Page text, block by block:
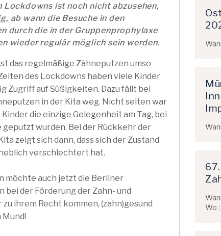
Lockdowns ist noch nicht abzusehen,
ab wann die Besuche in den
durch die in der Gruppenprophylaxe
wieder regulär möglich sein werden.
das regelmäßige Zähneputzen umso
des Lockdowns haben viele Kinder
Zugriff auf Süßigkeiten. Dazu fällt bei
in der Kita weg. Nicht selten war
die einzige Gelegenheit am Tag, bei
geputzt wurden. Bei der Rückkehr der
zeigt sich dann, dass sich der Zustand
verschlechtert hat.
möchte auch jetzt die Berliner
bei der Förderung der Zahn- und
ihrem Recht kommen, (zahn)gesund
Wo